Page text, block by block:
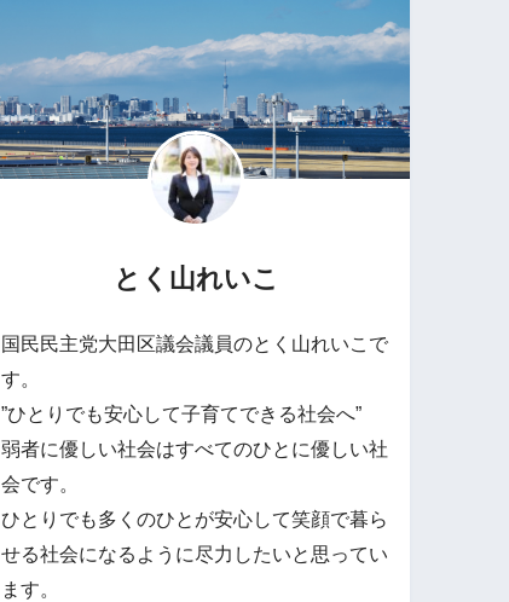
とく山れいこ
国民民主党大田区議会議員のとく山れいこで
す。
”ひとりでも安心して子育てできる社会へ”
弱者に優しい社会はすべてのひとに優しい社
会です。
ひとりでも多くのひとが安心して笑顔で暮ら
せる社会になるように尽力したいと思ってい
ます。